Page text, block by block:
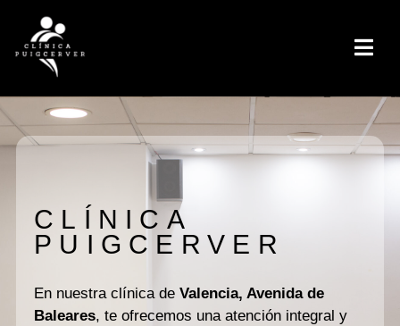
CLÍNICA
PUIGCERVER
En nuestra clínica de Valencia, Avenida de
Baleares, te ofrecemos una atención integral y